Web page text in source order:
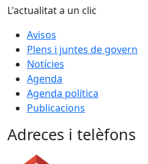
L'actualitat a un clic
Avisos
Plens i juntes de govern
Notícies
Agenda
Agenda política
Publicacions
Adreces i telèfons